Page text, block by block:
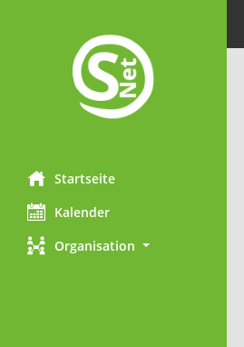
Startseite
Kalender
Organisation